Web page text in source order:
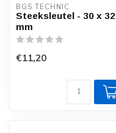
BGS TECHNIC
Steeksleutel - 30 x 32
mm
€11,20